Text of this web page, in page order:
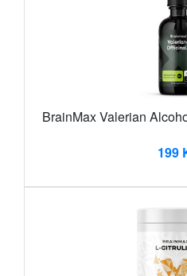
BrainMax Valerian
199